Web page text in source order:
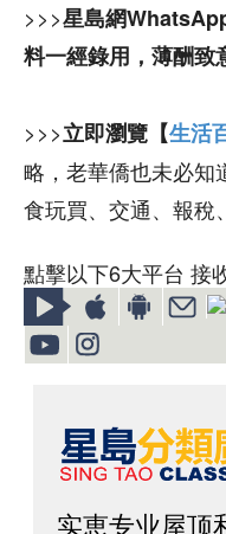
>>>星島網
料一經錄用，薄酬致
>>>立即瀏覽【生活
略，老華僑也未必知
食玩買、交通、報稅
點擊以下6大平台 接